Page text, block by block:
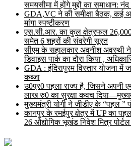
समयसीमा में होंगे मुद्दों का समाधान: नंद
GDA,VC ने की समीक्षा बैठक, कई
मांगा स्पष्टीकरण
एस.सी.आर. का कुल क्षेत्रफल 26,000
समेत 6 शहरों की संवरेगी सूरत
सीएम के सहालकार अवनीश अवस्थी
डिवाइस पार्क का दौरा किया ,
GDA : इंदिरापुरम विस्तार योजना
कब्जा
उ0प्र0 पहला राज्य है, जिसने अपनी
लाख रु0 का सुरक्षा कवच
मुख्यमंत्री योगी ने जीडीए के “पहल ”
कानपुर के रमईपुर क्षेत्र में UP का
26 औद्योगिक भूखंड निवेश मित्र